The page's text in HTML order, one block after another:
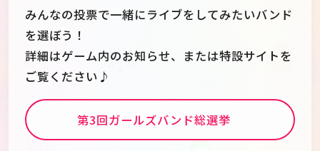
みんなの投票で一緒にライブをしてみたいバンド
を選ぼう！
詳細はゲーム内のお知らせ、または特設サイトを
ご覧ください♪
第3回ガールズバンド総選挙